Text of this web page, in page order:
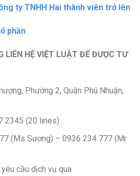
ty TNHH Hai thành viên trở lên
phần
LIÊN HỆ VIỆT LUẬT ĐỂ ĐƯỢC TƯ
Phường 2, Quận Phú Nhuận,
2345 (20 lines)
(Ms Sương) – 0936 234 777 (Mr
cầu dịch vụ qua